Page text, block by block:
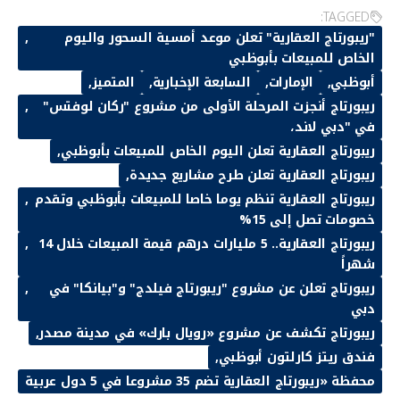
TAGGED:
"ريبورتاج العقارية" تعلن موعد أمسية السحور واليوم
الخاص للمبيعات بأبوظبي
أبوظبي
الإمارات السابعة الإخبارية
المتميز
ريبورتاج أنجزت المرحلة الأولى من مشروع "ركان لوفتس"
في "دبي لاند،
ريبورتاج العقارية تعلن اليوم الخاص للمبيعات بأبوظبي
ريبورتاج العقارية تعلن طرح مشاريع جديدة
ريبورتاج العقارية تنظم يوما خاصا للمبيعات بأبوظبي وتقدم
خصومات تصل إلى 15%
ريبورتاج العقارية.. 5 مليارات درهم قيمة المبيعات خلال 14
شهراً
ريبورتاج تعلن عن مشروع "ريبورتاج فيلدج" و"بيانكا" في
دبي
ريبورتاج تكشف عن مشروع «رويال بارك» في مدينة مصدر
فندق ريتز كارلتون أبوظبي
محفظة «ريبورتاج العقارية تضم 35 مشروعا في 5 دول عربية